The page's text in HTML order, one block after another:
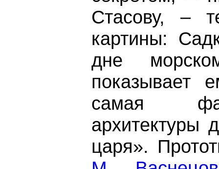
Стасову, –
картины:
дне
показывает
самая
архитектуры
царя».